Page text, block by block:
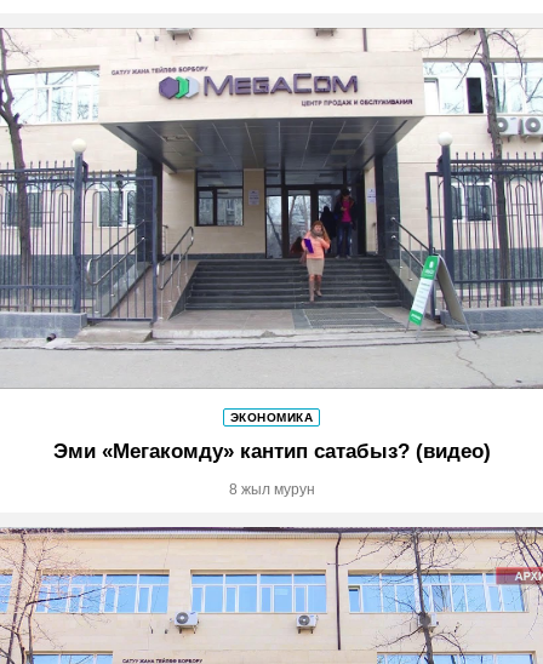
ЭКОНОМИКА
Эми «Мегакомду» кантип сатабыз? (видео)
8 жыл мурун